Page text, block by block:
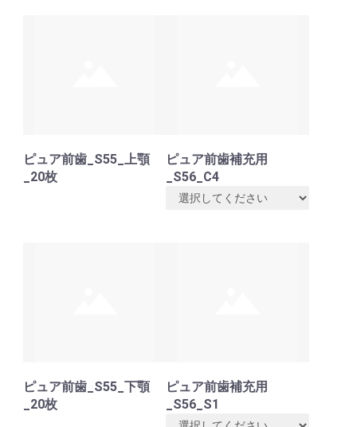
ピュア前歯_S55_上顎
_20枚
ピュア前歯補充用
_S56_C4
ピュア前歯_S55_下顎
_20枚
ピュア前歯補充用
_S56_S1